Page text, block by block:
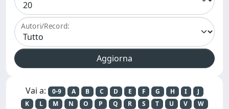
Autori/Record:
Vai a: 0-9 A B C D E F G H I
J
K
L M N O P Q R S T U V
W